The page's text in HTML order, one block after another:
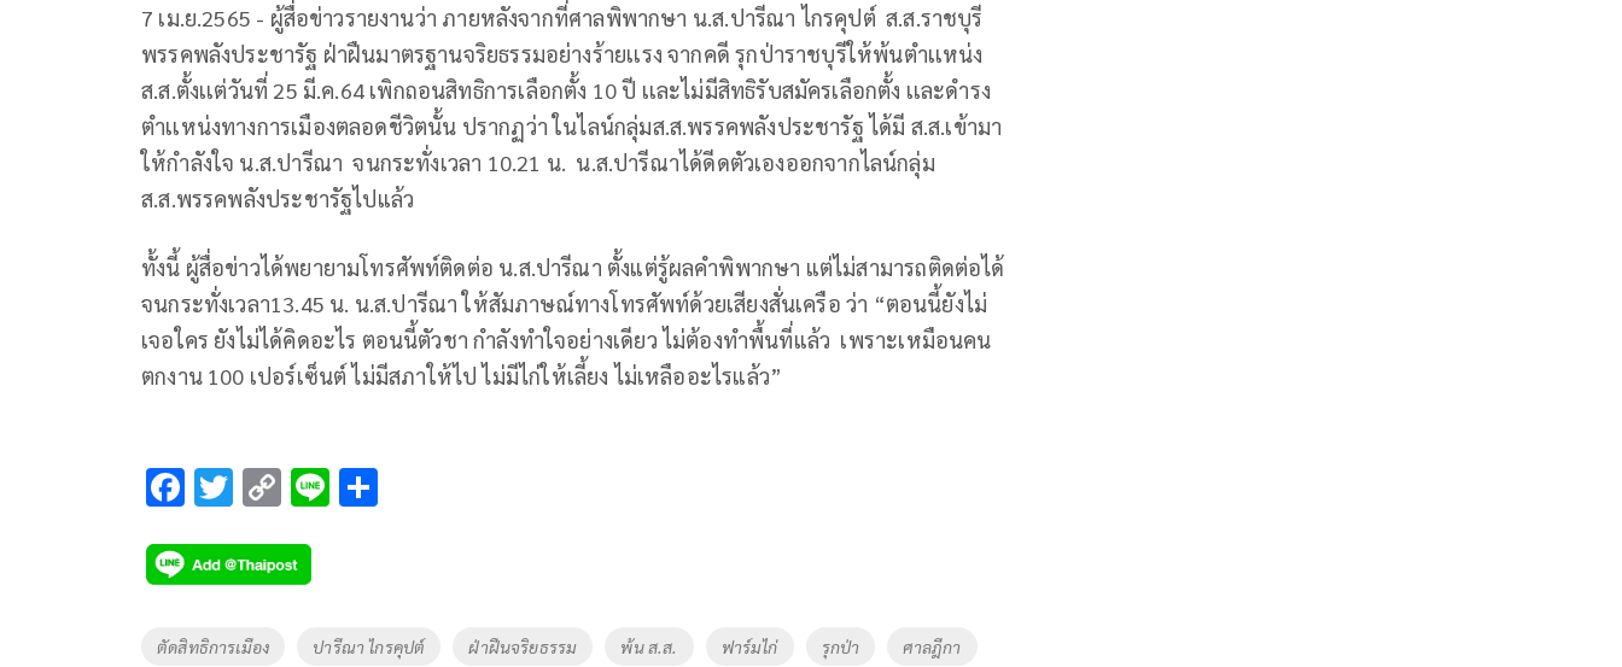
7 เม.ย.2565 - ผู้สื่อข่าวรายงานว่า ภายหลังจากที่ศาลพิพากษา น.ส.ปารีณา ไกรคุปต์ ส.ส.ราชบุรี
พรรคพลังประชารัฐ ฝ่าฝืนมาตรฐานจริยธรรมอย่างร้ายเเรง จากคดี รุกป่าราชบุรีให้พ้นตำเเหน่ง
ส.ส.ตั้งเเต่วันที่ 25 มี.ค.64 เพิกถอนสิทธิการเลือกตั้ง 10ปี เเละไม่มีสิทธิรับสมัครเลือกตั้ง เเละดำรง
ตำเเหน่งทางการเมืองตลอดชีวิตนั้น ปรากฏว่า ในไลน์กลุ่มส.ส.พรรคพลังประชารัฐ ได้มี ส.ส.เข้ามา
ให้กำลังใจ น.ส.ปารีณา จนกระทั่งเวลา 10.21 น. น.ส.ปารีณาได้ดีดตัวเองออกจากไลน์กลุ่ม
ส.ส.พรรคพลังประชารัฐไปแล้ว
ทั้งนี้ ผู้สื่อข่าวได้พยายามโทรศัพท์ติดต่อ น.ส.ปารีณา ตั้งแต่รู้ผลคำพิพากษา แต่ไม่สามารถติดต่อได้
จนกระทั่งเวลา13.45 น. น.ส.ปารีณา ให้สัมภาษณ์ทางโทรศัพท์ด้วยเสียงสั่นเครือ ว่า “ตอนนี้ยังไม่
เจอใคร ยังไม่ได้คิดอะไร ตอนนี้ตัวชา กำลังทำใจอย่างเดียว ไม่ต้องทำพื้นที่แล้ว เพราะเหมือนคน
ตกงาน 100 เปอร์เซ็นต์ ไม่มีสภาให้ไป ไม่มีไก่ให้เลี้ยง ไม่เหลืออะไรแล้ว”
F
e
b
o
T
tt
er
C
p
y
Li
Li
Tags
ตัดสิทธิการเมือง ปารีณา ไกรคุปต์ ฝ่าฝืนจริยธรรม พ้น ส.ส. ฟาร์มไก่ รุกป่า ศาลฎีกา